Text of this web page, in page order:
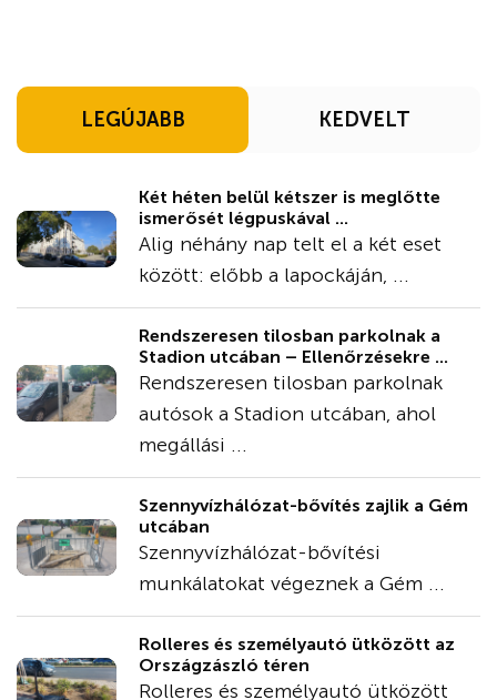
LEGÚJABB KEDVELT
Két héten belül kétszer is meglőtte
ismerősét légpuskával ...
Alig néhány nap telt el a két eset
között: előbb a lapockáján, ...
Rendszeresen tilosban parkolnak a
Stadion utcában – Ellenőrzésekre ...
Rendszeresen tilosban parkolnak
autósok a Stadion utcában, ahol
megállási ...
Szennyvízhálózat-bővítés zajlik a Gém
utcában
Szennyvízhálózat-bővítési
munkálatokat végeznek a Gém ...
Rolleres és személyautó ütközött az
Országzászló téren
Rolleres és személyautó ütközött